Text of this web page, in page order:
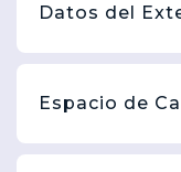
Datos del
Espacio de